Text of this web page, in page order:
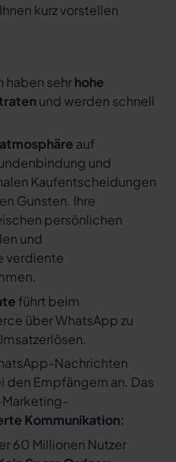
kurz vorstellen
sehrhohe
und werden schnell
auf
und
Kaufentscheidungen
Gunsten. Ihre
persönlichen
und
verdiente
führt beim
über WhatsApp zu
Nachrichten
den Empfängern an. Das
Kommunikation:
60 Millionen Nutzer